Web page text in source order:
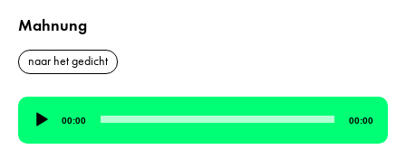
Mahnung
naar het gedicht
Audiospeler
00:00 00:00